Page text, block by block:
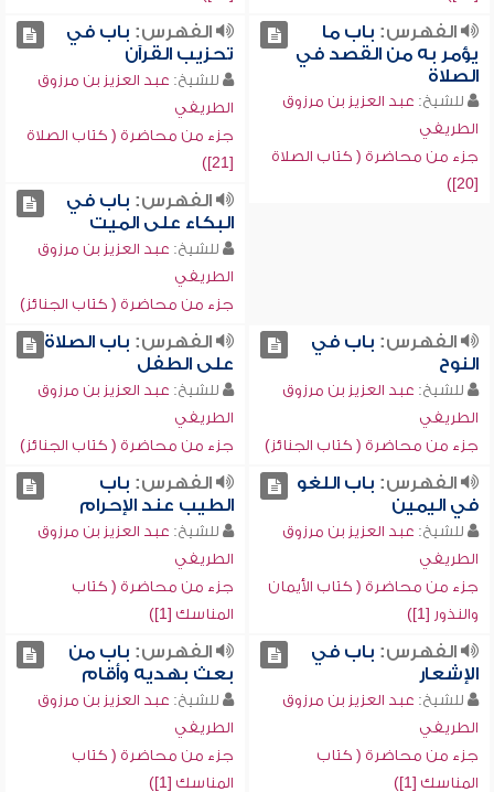
الفهرس: باب ما
يؤمر به من القصد في
الصلاة
للشيخ: عبد العزيز بن مرزوق
الطريفي
جزء من محاضرة ( كتاب الصلاة
[20])
الفهرس: باب في
تحزيب القرآن
للشيخ: عبد العزيز بن مرزوق
الطريفي
جزء من محاضرة ( كتاب الصلاة
[21])
الفهرس: باب في
البكاء على الميت
للشيخ: عبد العزيز بن مرزوق
الطريفي
جزء من محاضرة ( كتاب الجنائز)
الفهرس: باب في
النوح
للشيخ: عبد العزيز بن مرزوق
الطريفي
جزء من محاضرة ( كتاب الجنائز)
الفهرس: باب الصلاة
على الطفل
للشيخ: عبد العزيز بن مرزوق
الطريفي
جزء من محاضرة ( كتاب الجنائز)
الفهرس: باب اللغو
في اليمين
للشيخ: عبد العزيز بن مرزوق
الطريفي
جزء من محاضرة ( كتاب الأيمان
والنذور [1])
الفهرس: باب
الطيب عند الإحرام
للشيخ: عبد العزيز بن مرزوق
الطريفي
جزء من محاضرة ( كتاب
المناسك [1])
الفهرس: باب في
الإشعار
للشيخ: عبد العزيز بن مرزوق
الطريفي
جزء من محاضرة ( كتاب
المناسك [1])
الفهرس: باب من
بعث بهديه وأقام
للشيخ: عبد العزيز بن مرزوق
الطريفي
جزء من محاضرة ( كتاب
المناسك [1])